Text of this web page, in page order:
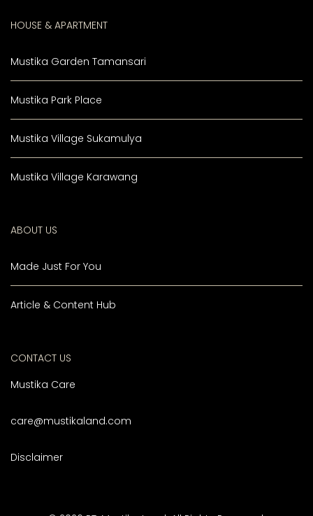
HOUSE & APARTMENT
Mustika Garden Tamansari
Mustika Park Place
Mustika Village Sukamulya
Mustika Village Karawang
ABOUT US
Made Just For You
Article & Content Hub
CONTACT US
Mustika Care
care@mustikaland.com
Disclaimer